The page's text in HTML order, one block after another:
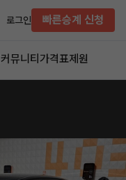
로그인 빠른승계 신청
커뮤니티 가격표제원